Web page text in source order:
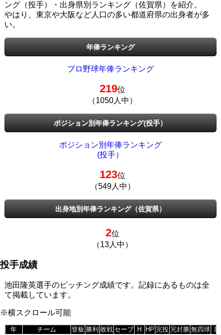
ング（投手）・出身県別ランキング（佐賀県）を紹介。
やはり、東京や大阪など人口の多い都道府県の出身者が多
い。
年俸ランキング
プロ野球年俸ランキング
219位
（1050人中）
ポジション別年俸ランキング(投手）
ポジション別年俸ランキング
(投手）
123位
（549人中）
出身地別年俸ランキング（佐賀県）
2位
（13人中）
投手成績
池田隆英選手のピッチング成績です。記録にあるものは全
て掲載しています。
※横スクロール可能
年 チーム 登板 勝利 敗戦 セーブ H HP 完投 完封勝 無四球